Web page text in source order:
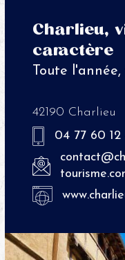
Charlieu,
caractère
Toute l'année,
42190 Charlieu
04 77 60 12